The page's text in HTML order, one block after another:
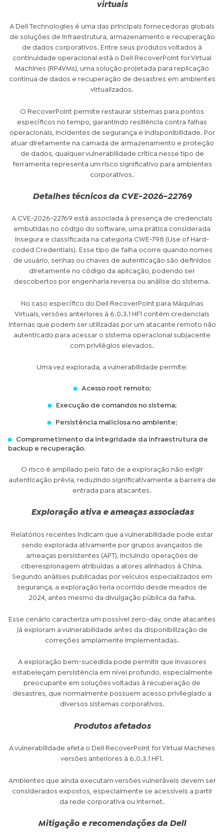
virtuais
A Dell Technologies é uma das principais fornecedoras globais
de soluções de infraestrutura, armazenamento e recuperação
de dados corporativos. Entre seus produtos voltados à
continuidade operacional está o Dell RecoverPoint for Virtual
Machines (RP4VMs), uma solução projetada para replicação
contínua de dados e recuperação de desastres em ambientes
virtualizados.
O RecoverPoint permite restaurar sistemas para pontos
específicos no tempo, garantindo resiliência contra falhas
operacionais, incidentes de segurança e indisponibilidade. Por
atuar diretamente na camada de armazenamento e proteção
de dados, qualquer vulnerabilidade crítica nesse tipo de
ferramenta representa um risco significativo para ambientes
corporativos.
Detalhes técnicos da CVE-2026-22769
A CVE-2026-22769 está associada à presença de credenciais
embutidas no código do software, uma prática considerada
insegura e classificada na categoria CWE-798 (Use of Hard-
coded Credentials). Esse tipo de falha ocorre quando nomes
de usuário, senhas ou chaves de autenticação são definidos
diretamente no código da aplicação, podendo ser
descobertos por engenharia reversa ou análise do sistema.
No caso específico do Dell RecoverPoint para Máquinas
Virtuais, versões anteriores à 6.0.3.1 HF1 contêm credenciais
internas que podem ser utilizadas por um atacante remoto não
autenticado para acessar o sistema operacional subjacente
com privilégios elevados.
Uma vez explorada, a vulnerabilidade permite:
Acesso root remoto;
Execução de comandos no sistema;
Persistência maliciosa no ambiente;
Comprometimento da integridade da infraestrutura de
backup e recuperação.
O risco é ampliado pelo fato de a exploração não exigir
autenticação prévia, reduzindo significativamente a barreira de
entrada para atacantes.
Exploração ativa e ameaças associadas
Relatórios recentes indicam que a vulnerabilidade pode estar
sendo explorada ativamente por grupos avançados de
ameaças persistentes (APT), incluindo operações de
ciberespionagem atribuídas a atores alinhados à China.
Segundo análises publicadas por veículos especializados em
segurança, a exploração teria ocorrido desde meados de
2024, antes mesmo da divulgação pública da falha.
Esse cenário caracteriza um possível zero-day, onde atacantes
já exploram a vulnerabilidade antes da disponibilização de
correções amplamente implementadas.
A exploração bem-sucedida pode permitir que invasores
estabeleçam persistência em nível profundo, especialmente
preocupante em soluções voltadas à recuperação de
desastres, que normalmente possuem acesso privilegiado a
diversos sistemas corporativos.
Produtos afetados
A vulnerabilidade afeta o Dell RecoverPoint for Virtual Machines
versões anteriores à 6.0.3.1 HF1.
Ambientes que ainda executam versões vulneráveis devem ser
considerados expostos, especialmente se acessíveis a partir
da rede corporativa ou internet.
Mitigação e recomendações da Dell